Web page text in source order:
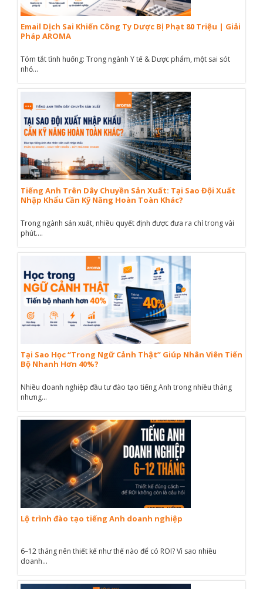
Email Dịch Sai Khiến Công Ty Dược Bị Phạt 80 Triệu | Giải
Pháp AROMA
Tóm tắt tình huống: Trong ngành Y tế & Dược phẩm, một sai sót
nhỏ...
Tiếng Anh Trên Dây Chuyền Sản Xuất: Tại Sao Đội Xuất
Nhập Khẩu Cần Kỹ Năng Hoàn Toàn Khác?
Trong ngành sản xuất, nhiều quyết định được đưa ra chỉ trong vài
phút....
Tại Sao Học “Trong Ngữ Cảnh Thật” Giúp Nhân Viên Tiến
Bộ Nhanh Hơn 40%?
Nhiều doanh nghiệp đầu tư đào tạo tiếng Anh trong nhiều tháng
nhưng...
Lộ trình đào tạo tiếng Anh doanh nghiệp
6–12 tháng nên thiết kế như thế nào để có ROI? Vì sao nhiều
doanh...